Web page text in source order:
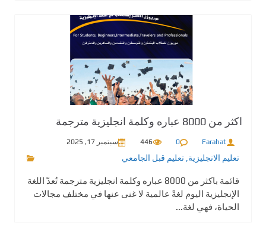
اكثر من 8000 عباره وكلمة انجليزية مترجمة
Farahat
0
446 سبتمبر 17, 2025
تعليم الانجليزية تعليم قبل الجامعي
قائمة باكثر من 8000 عباره وكلمة انجليزية مترجمة تُعدّ اللغة
الإنجليزية اليوم لغةً عالمية لا غنى عنها في مختلف مجالات
الحياة، فهي لغة...